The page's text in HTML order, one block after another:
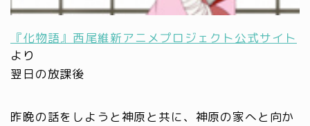
『化物語』西尾維新アニメプロジェクト公式サイト
より
翌日の放課後
昨晩の話をしようと神原と共に、神原の家へと向か